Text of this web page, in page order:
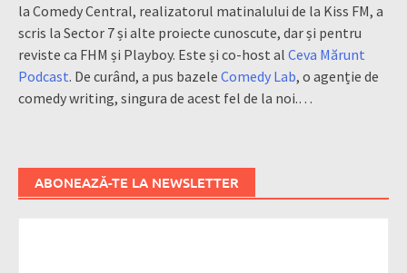
la Comedy Central, realizatorul matinalului de la Kiss FM, a
scris la Sector 7 și alte proiecte cunoscute, dar și pentru
reviste ca FHM și Playboy. Este și co-host al Ceva Mărunt
Podcast. De curând, a pus bazele Comedy Lab, o agenție de
comedy writing, singura de acest fel de la noi.…
ABONEAZĂ-TE LA NEWSLETTER